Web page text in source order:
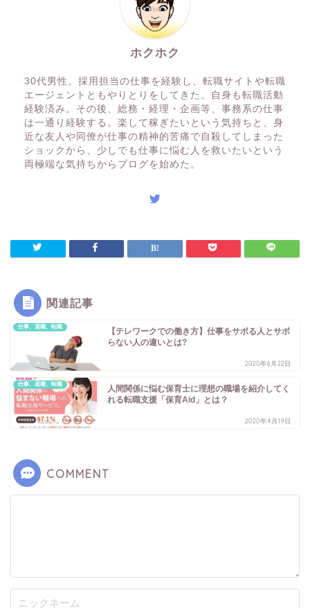
ホクホク
30代男性。採用担当の仕事を経験し、転職サイトや転職
エージェントともやりとりをしてきた。自身も転職活動
経験済み。その後、総務・経理・企画等、事務系の仕事
は一通り経験する。楽して稼ぎたいという気持ちと、身
近な友人や同僚が仕事の精神的苦痛で自殺してしまった
ショックから、少しでも仕事に悩む人を救いたいという
両極端な気持ちからブログを始めた。
関連記事
仕事、退職、転職
【テレワークでの働き方】仕事をサボる人とサボ
らない人の違いとは?
2020年6月22日
仕事、退職、転職
人間関係に悩む保育士に理想の職場を紹介してく
れる転職支援「保育Aid」とは？
2020年4月19日
COMMENT